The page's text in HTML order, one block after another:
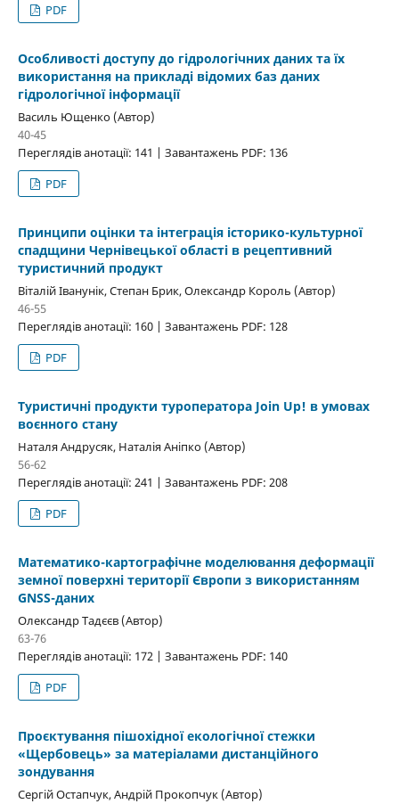
PDF
Особливості доступу до гідрологічних даних та їх
використання на прикладі відомих баз даних
гідрологічної інформації
Василь Ющенко (Автор)
40-45
Переглядів анотації: 141 | Завантажень PDF: 136
PDF
Принципи оцінки та інтеграція історико-культурної
спадщини Чернівецької області в рецептивний
туристичний продукт
Віталій Іванунік, Степан Брик, Олександр Король (Автор)
46-55
Переглядів анотації: 160 | Завантажень PDF: 128
PDF
Туристичні продукти туроператора Join Up! в умовах
воєнного стану
Наталя Андрусяк, Наталія Аніпко (Автор)
56-62
Переглядів анотації: 241 | Завантажень PDF: 208
PDF
Математико-картографічне моделювання деформації
земної поверхні території Європи з використанням
GNSS-даних
Олександр Тадєєв (Автор)
63-76
Переглядів анотації: 172 | Завантажень PDF: 140
PDF
Проєктування пішохідної екологічної стежки
«Щербовець» за матеріалами дистанційного
зондування
Сергій Остапчук, Андрій Прокопчук (Автор)